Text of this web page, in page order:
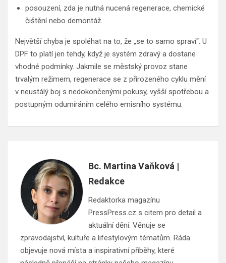
posouzení, zda je nutná nucená regenerace, chemické
čištění nebo demontáž.
Největší chyba je spoléhat na to, že „se to samo spraví“. U
DPF to platí jen tehdy, když je systém zdravý a dostane
vhodné podmínky. Jakmile se městský provoz stane
trvalým režimem, regenerace se z přirozeného cyklu mění
v neustálý boj s nedokončenými pokusy, vyšší spotřebou a
postupným odumíráním celého emisního systému.
Bc. Martina Vaňková |
Redakce
Redaktorka magazínu
PressPress.cz s citem pro detail a
aktuální dění. Věnuje se
zpravodajství, kultuře a lifestylovým tématům. Ráda
objevuje nová místa a inspirativní příběhy, které